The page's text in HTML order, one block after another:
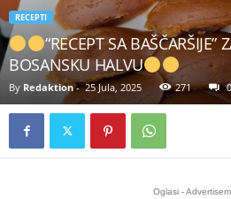
RECEPTI
“RECEPT SA
BOSANSKU HALVU
By Redaktion- 25 Jula, 2025 271 0
Oglasi -